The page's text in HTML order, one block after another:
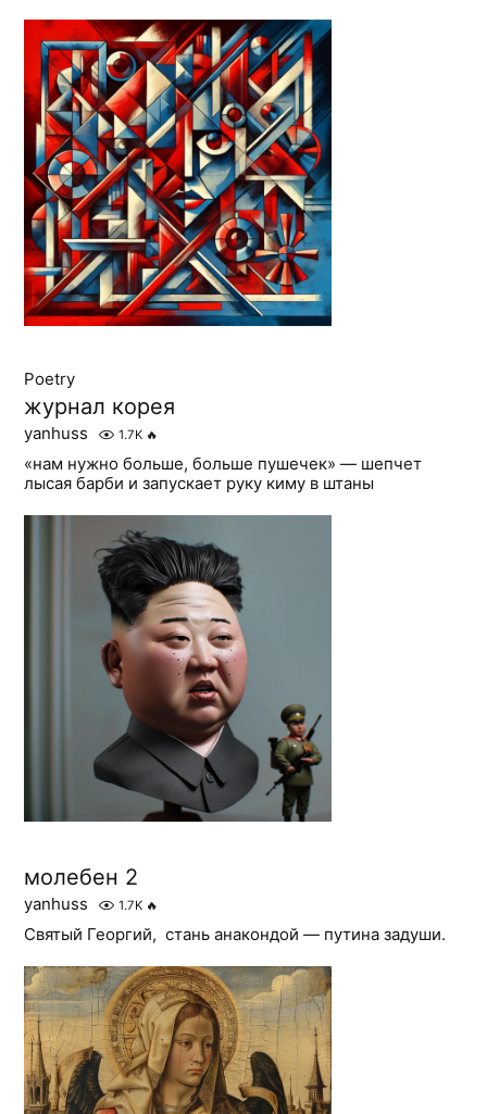
Poetry
журнал корея
yanhuss 1.7K 🔥
«нам нужно больше, больше пушечек» — шепчет
лысая барби и запускает руку киму в штаны
молебен 2
yanhuss 1.7K 🔥
Святый Георгий, стань анакондой — путина задуши.